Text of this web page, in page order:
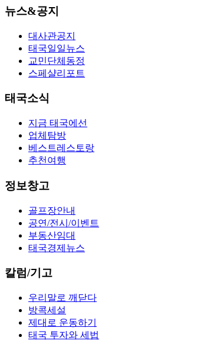
뉴스&공지
대사관공지
태국일일뉴스
교민단체동정
스페샬리포트
태국소식
지금 태국에선
업체탐방
베스트레스토랑
추천여행
정보창고
골프장안내
공연/전시/이벤트
부동산임대
태국경제뉴스
칼럼/기고
우리말로 깨닫다
방콕세설
제대로 운동하기
태국 투자와 세법